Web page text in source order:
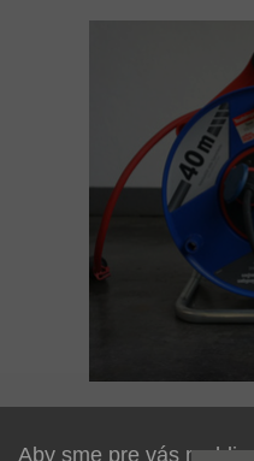
Aby sme pre vás mohli
otočného kontaktu